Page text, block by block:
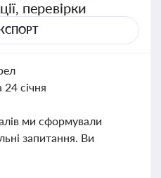
перевірки
24 січня
ми сформували
запитання. Ви